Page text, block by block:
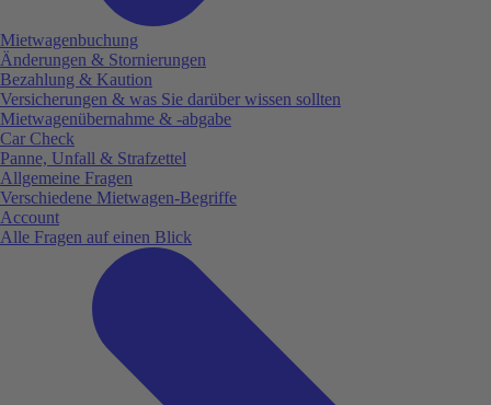
Mietwagenbuchung
Änderungen & Stornierungen
Bezahlung & Kaution
Versicherungen & was Sie darüber wissen sollten
Mietwagenübernahme & -abgabe
Car Check
Panne, Unfall & Strafzettel
Allgemeine Fragen
Verschiedene Mietwagen-Begriffe
Account
Alle Fragen auf einen Blick